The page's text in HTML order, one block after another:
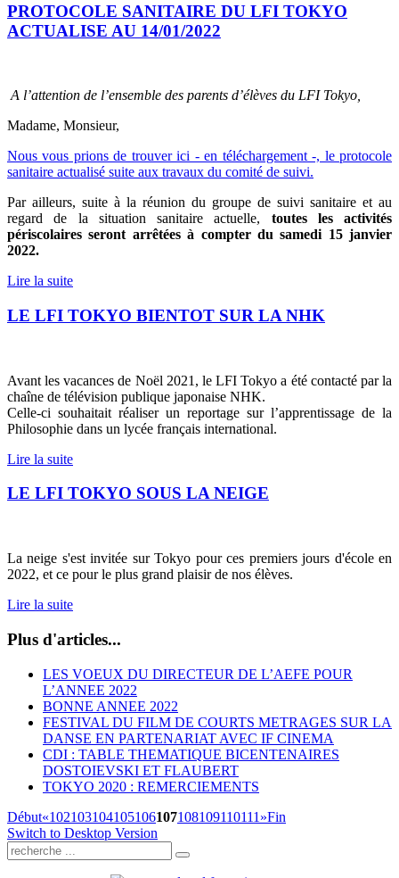
PROTOCOLE SANITAIRE DU LFI TOKYO
ACTUALISE AU 14/01/2022
A l’attention de l’ensemble des parents d’élèves du LFI Tokyo,
Madame, Monsieur,
Nous vous prions de trouver ici - en téléchargement -, le protocole
sanitaire actualisé suite aux travaux du comité de suivi.
Par ailleurs, suite à la réunion du groupe de suivi sanitaire et au
regard de la situation sanitaire actuelle, toutes les activités
périscolaires seront arrêtées à compter du samedi 15 janvier
2022.
Lire la suite
LE LFI TOKYO BIENTOT SUR LA NHK
Avant les vacances de Noël 2021, le LFI Tokyo a été contacté par la
chaîne de télévision publique japonaise NHK.
Celle-ci souhaitait réaliser un reportage sur l’apprentissage de la
Philosophie dans un lycée français international.
Lire la suite
LE LFI TOKYO SOUS LA NEIGE
La neige s'est invitée sur Tokyo pour ces premiers jours d'école en
2022, et ce pour le plus grand plaisir de nos élèves.
Lire la suite
Plus d'articles...
LES VOEUX DU DIRECTEUR DE L’AEFE POUR
L’ANNEE 2022
BONNE ANNEE 2022
FESTIVAL DU FILM DE COURTS METRAGES SUR LA
DANSE EN PARTENARIAT AVEC IF CINEMA
CDI : TABLE THEMATIQUE BICENTENAIRES
DOSTOIEVSKI ET FLAUBERT
TOKYO 2020 : REMERCIEMENTS
Début«102103104105106107108109110111 »Fin
Switch to Desktop Version